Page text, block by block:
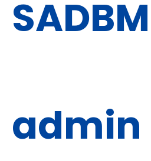
Panneau de gestion des cookies
SADBM
admin